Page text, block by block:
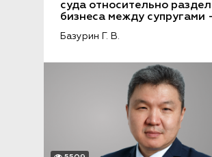
суда относительно
бизнеса между супругами
Базурин Г. В.